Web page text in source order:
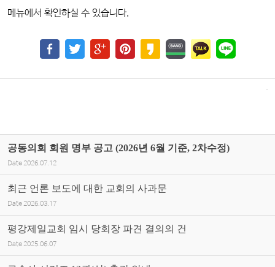
메뉴에서 확인하실 수 있습니다.
공동의회 회원 명부 공고 (2026년 6월 기준, 2차수정)
Date 2026.07.12
최근 언론 보도에 대한 교회의 사과문
Date 2026.03.17
평강제일교회 임시 당회장 파견 결의의 건
Date 2025.06.07